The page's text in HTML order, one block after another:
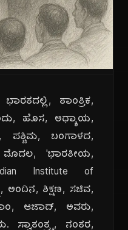
ತಾಂತ್ರಿಕ,
ಹೊಸ, ಅಧ್ಯಾಯ,
ಪಶ್ಚಿಮ, ಬಂಗಾಳದ,
ಮೊದಲ, 'ಭಾರತೀಯ,
Institute of
ಅಂದಿನ, ಶಿಕ್ಷಣ, ಸಚಿವ,
ಆಜಾದ್, ಅವರು,
ಸ್ವಾತಂತ್ರ್ಯ, ನಂತರ,